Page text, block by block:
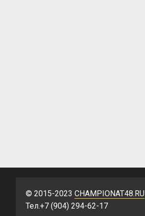
© 2015-2023 CHAMPIONAT48.RU
Тел.+7 (904) 294-62-17